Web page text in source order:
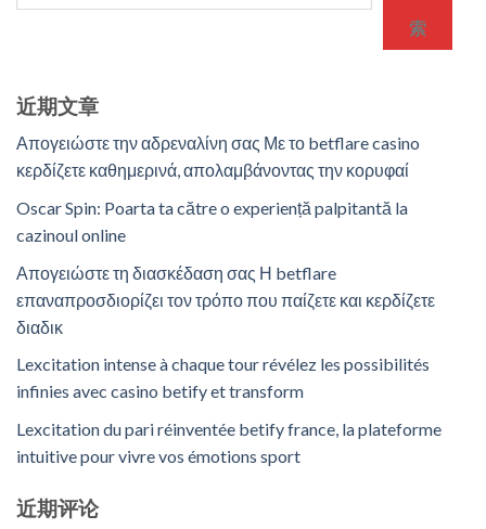
索
近期文章
Απογειώστε την αδρεναλίνη σας Με το betflare casino
κερδίζετε καθημερινά, απολαμβάνοντας την κορυφαί
Oscar Spin: Poarta ta către o experiență palpitantă la
cazinoul online
Απογειώστε τη διασκέδαση σας Η betflare
επαναπροσδιορίζει τον τρόπο που παίζετε και κερδίζετε
διαδικ
Lexcitation intense à chaque tour révélez les possibilités
infinies avec casino betify et transform
Lexcitation du pari réinventée betify france, la plateforme
intuitive pour vivre vos émotions sport
近期评论